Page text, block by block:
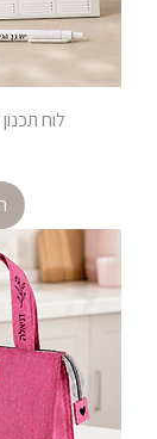
לוח